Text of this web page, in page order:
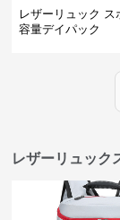
レザーリュック ス
容量デイパック
レザーリュック